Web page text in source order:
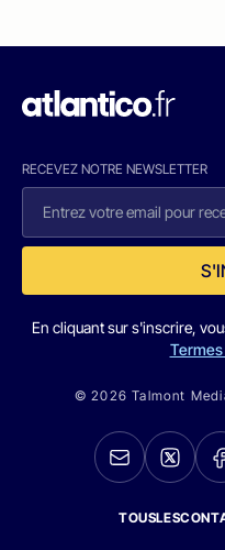
RECEVEZ NOTRE NEWSLETTER
En cliquant sur s'inscrire,
© 2026 Talmont